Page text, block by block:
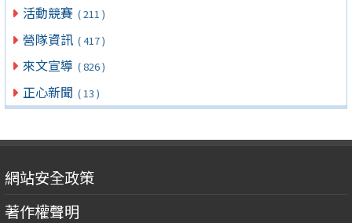
活動競賽 ( 211 )
營隊資訊 ( 417 )
來文宣導 ( 826 )
正心新聞 ( 13 )
網站安全政策
著作權聲明